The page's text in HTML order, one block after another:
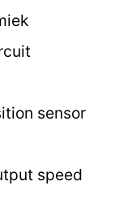
sensor
speed